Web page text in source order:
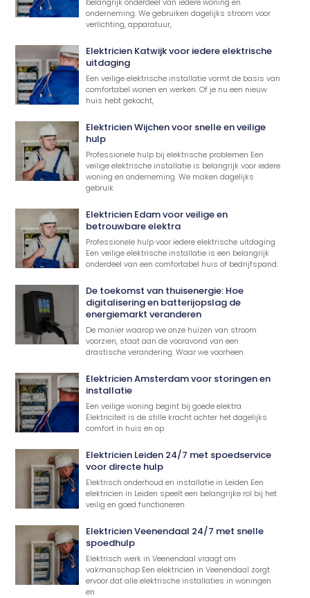
onderneming. We gebruiken dagelijks stroom voor
verlichting, apparatuur,
Elektricien Katwijk voor iedere elektrische
uitdaging
Een veilige elektrische installatie vormt de basis van
comfortabel wonen en werken. Of je nu een nieuw
huis hebt gekocht,
Elektricien Wijchen voor snelle en veilige
hulp
Professionele hulp bij elektrische problemen Een
veilige elektrische installatie is belangrijk voor iedere
woning en onderneming. We maken dagelijks
gebruik
Elektricien Edam voor veilige en
betrouwbare elektra
Professionele hulp voor iedere elektrische uitdaging
Een veilige elektrische installatie is een belangrijk
onderdeel van een comfortabel huis of bedrijfspand.
De toekomst van thuisenergie: Hoe
digitalisering en batterijopslag de
energiemarkt veranderen
De manier waarop we onze huizen van stroom
voorzien, staat aan de vooravond van een
drastische verandering. Waar we voorheen
Elektricien Amsterdam voor storingen en
installatie
Een veilige woning begint bij goede elektra
Elektriciteit is de stille kracht achter het dagelijks
comfort in huis en op
Elektricien Leiden 24/7 met spoedservice
voor directe hulp
Elektrisch onderhoud en installatie in Leiden Een
elektricien in Leiden speelt een belangrijke rol bij het
veilig en goed functioneren
Elektricien Veenendaal 24/7 met snelle
spoedhulp
Elektrisch werk in Veenendaal vraagt om
vakmanschap Een elektricien in Veenendaal zorgt
ervoor dat alle elektrische installaties in woningen
en